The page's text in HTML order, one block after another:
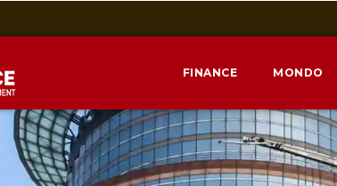
FINANCE MONDO